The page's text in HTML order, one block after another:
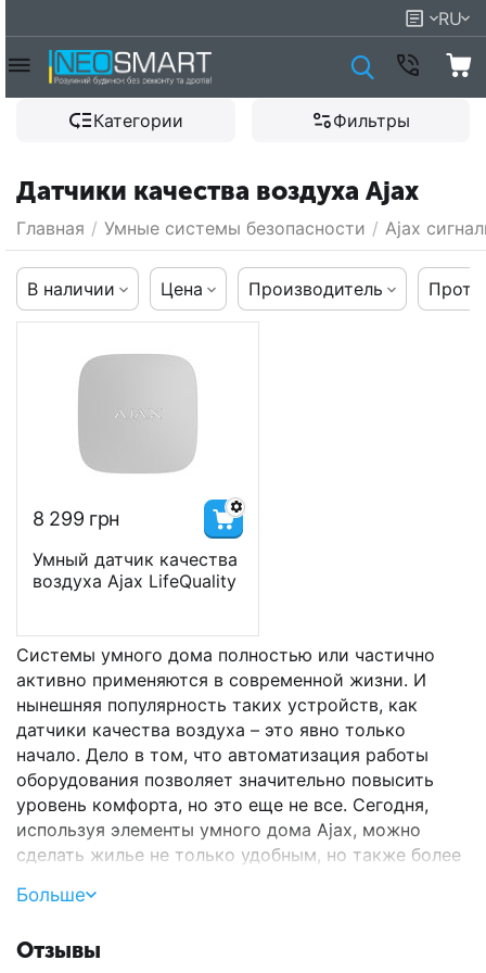
RU
Категории Фильтры
Датчики качества воздуха Ajax
Главная / Умные системы безопасности / Ajax
В наличии Цена Производитель
Системы умного дома полностью или частично
активно применяются в современной жизни. И
нынешняя популярность таких устройств, как
датчики качества воздуха – это явно только
начало. Дело в том, что автоматизация работы
оборудования позволяет значительно повысить
уровень комфорта, но это еще не все. Сегодня,
используя элементы умного дома Ajax, можно
сделать жилье не только удобным, но также более
качества воздуха. Эта продукция Ajax идеально
Больше
8 299 грн
Умный датчик качества
воздуха Ajax LifeQuality
Отзывы